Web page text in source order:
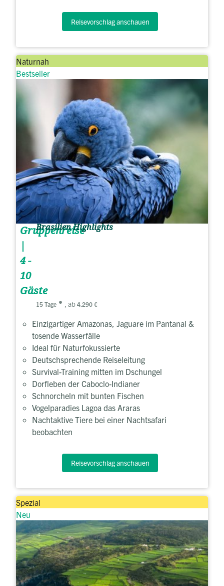
Reisevorschlag anschauen
Naturnah
Bestseller
Gruppenreise
|
4 -
10
Gäste
Brasilien Highlights
15 Tage , ab 4.290 €
Einzigartiger Amazonas, Jaguare im Pantanal &
tosende Wasserfälle
Ideal für Naturfokussierte
Deutschsprechende Reiseleitung
Survival-Training mitten im Dschungel
Dorfleben der Caboclo-Indianer
Schnorcheln mit bunten Fischen
Vogelparadies Lagoa das Araras
Nachtaktive Tiere bei einer Nachtsafari
beobachten
Reisevorschlag anschauen
Spezial
Neu